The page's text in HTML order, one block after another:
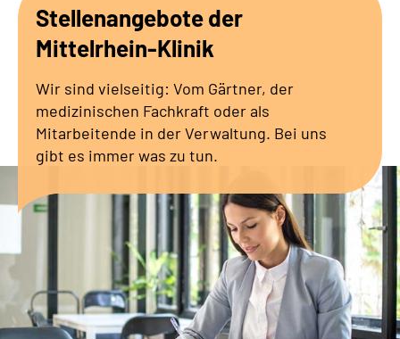
Unsere Angebote
Karriere
Zuweisende &
Leichte Sprache
Gebärdensprache
Stellenangebote der
Mittelrhein-Klinik
Wir sind vielseitig: Vom Gärtner, der
medizinischen Fachkraft oder als
Mitarbeitende in der Verwaltung. Bei uns
gibt es immer was zu tun.